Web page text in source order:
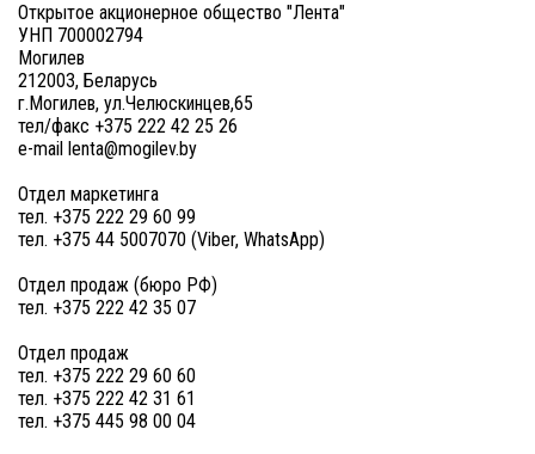
Открытое акционерное общество "Лента"
УНП 700002794
Могилев
212003, Беларусь
г.Могилев, ул.Челюскинцев,65
тел/факс +375 222 42 25 26
e-mail lenta@mogilev.by
Отдел маркетинга
тел. +375 222 29 60 99
тел. +375 44 5007070 (Viber, WhatsApp)
Отдел продаж (бюро РФ)
тел. +375 222 42 35 07
Отдел продаж
тел. +375 222 29 60 60
тел. +375 222 42 31 61
тел. +375 445 98 00 04